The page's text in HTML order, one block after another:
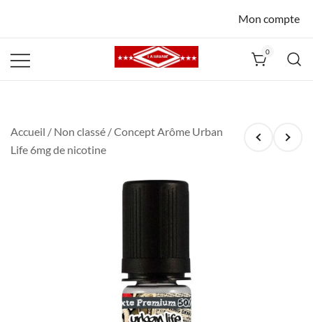
Mon compte
0
Accueil / Non classé / Concept Arôme Urban
Life 6mg de nicotine